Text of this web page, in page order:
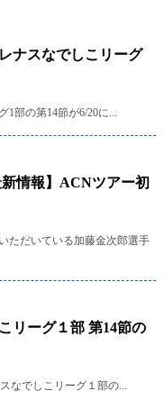
ナスなでしこリーグ
部の第14節が6/20に...
新情報】ACNツアー初
ただいている加藤金次郎選手
リーグ１部 第14節の
なでしこリーグ１部の...